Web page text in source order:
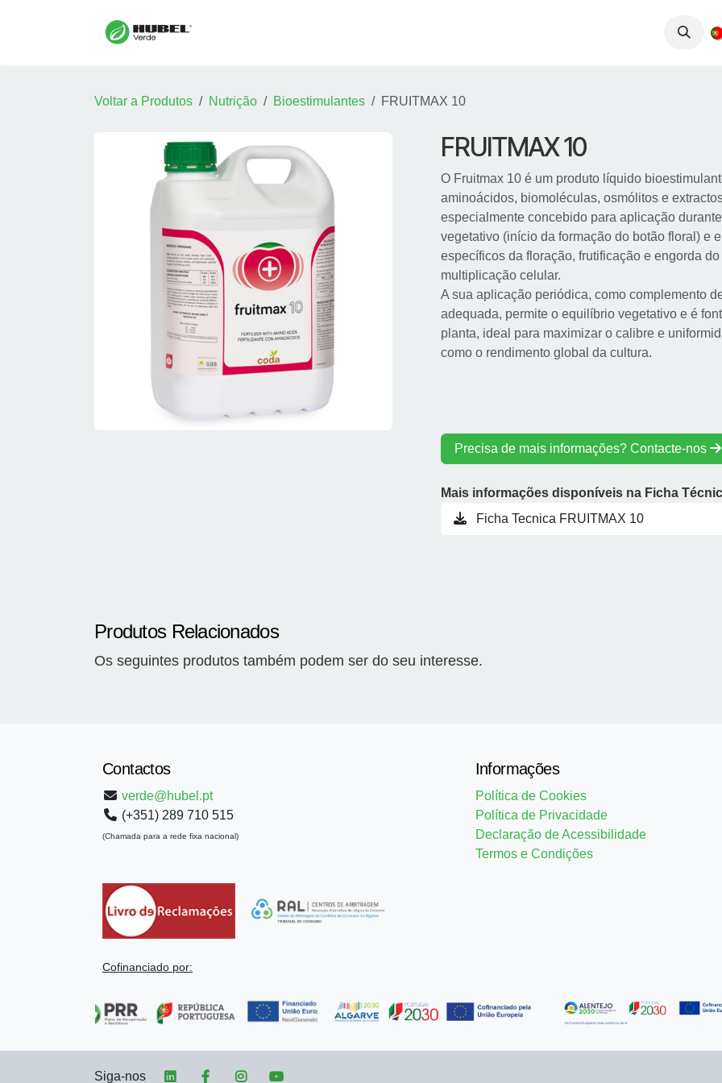
Voltar a Produtos Nutrição Bioestimulantes FRUITMAX 10
FRUITMAX 10
O Fruitmax 10 é um produto líquido
aminoácidos, biomoléculas, osmólitos e
especialmente concebido para aplicação
vegetativo (início da formação do botão floral) e
específicos da floração, frutificação e engorda
multiplicação celular.
A sua aplicação periódica, como complemento
adequada, permite o equilíbrio vegetativo e é
planta, ideal para maximizar o calibre e
como o rendimento global da cultura.
Precisa de mais informações? Contacte-nos
Mais informações disponíveis na Ficha
Ficha Tecnica FRUITMAX 10
Produtos Relacionados
Os seguintes produtos também podem ser do seu interesse.
Contactos
verde@hubel.pt
(+351) 289 710 515
(Chamada para a rede fixa nacional)
Cofinanciado por:
Informações
Política de Cookies
Política de Privacidade
Declaração de Acessibilidade
Termos e Condições
Siga-nos